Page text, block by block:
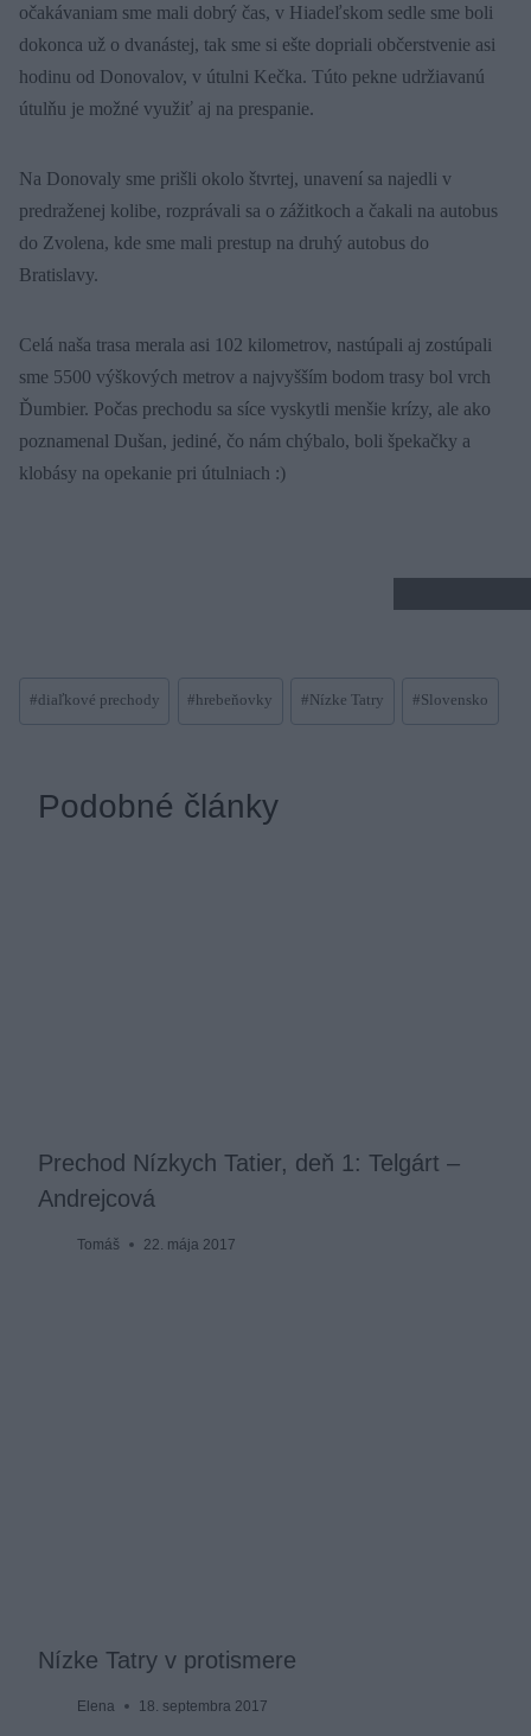
očakávaniam sme mali dobrý čas, v Hiadeľskom sedle sme boli
dokonca už o dvanástej, tak sme si ešte dopriali občerstvenie asi
hodinu od Donovalov, v útulni Kečka. Túto pekne udržiavanú
útulňu je možné využiť aj na prespanie.
Na Donovaly sme prišli okolo štvrtej, unavení sa najedli v
predraženej kolibe, rozprávali sa o zážitkoch a čakali na autobus
do Zvolena, kde sme mali prestup na druhý autobus do
Bratislavy.
Celá naša trasa merala asi 102 kilometrov, nastúpali aj zostúpali
sme 5500 výškových metrov a najvyšším bodom trasy bol vrch
Ďumbier. Počas prechodu sa síce vyskytli menšie krízy, ale ako
poznamenal Dušan, jediné, čo nám chýbalo, boli špekačky a
klobásy na opekanie pri útulniach :)
#diaľkové prechody # hrebeňovky # Nízke Tatry #Slovensko
Podobné články
Prechod Nízkych Tatier, deň 1: Telgárt –
Andrejcová
Tomáš 22. mája 2017
Nízke Tatry v protismere
Elena 18. septembra 2017